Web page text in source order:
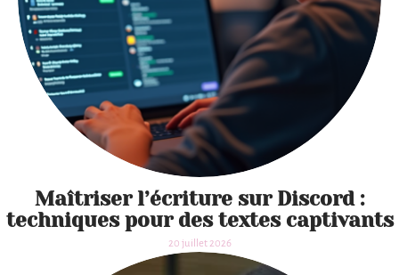
Maîtriser l’écriture sur Discord :
techniques pour des textes captivants
20 juillet 2026